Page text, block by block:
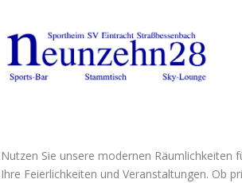
Nutzen Sie unsere modernen Räumlichkeiten
Ihre Feierlichkeiten und Veranstaltungen. Ob